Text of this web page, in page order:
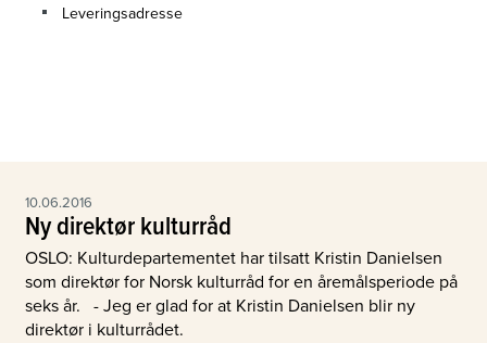
Leveringsadresse
10.06.2016
Ny direktør kulturråd
OSLO: Kulturdepartementet har tilsatt Kristin Danielsen
som direktør for Norsk kulturråd for en åremålsperiode på
seks år. - Jeg er glad for at Kristin Danielsen blir ny
direktør i kulturrådet.